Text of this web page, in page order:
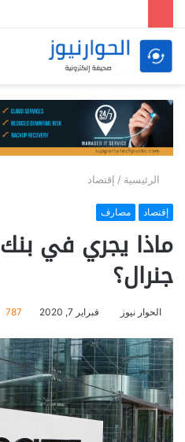
الرئيسية / إقتصاد
إقتصاد مصارف
ماذا يجري في
جنرال؟
الحوار نيوز فبراير 7, 2020 787